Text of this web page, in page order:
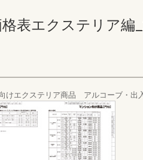
表エクステリア編
けエクステリア商品 アルコーブ・出